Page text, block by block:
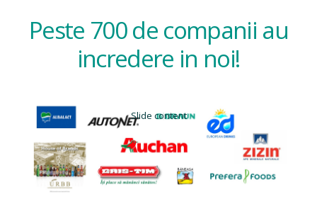
Peste 700 de companii au
incredere in noi!
Slide content